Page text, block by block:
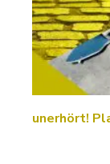
unerhört!